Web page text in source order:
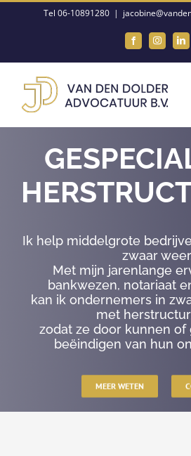
Tel 06-10891280 |
FacebookInstagram
Ik help middelgrote
zwaar
Met mijn jarenlange
bankwezen, notariaat
kan ik ondernemers in
met
zodat ze door kunnen
beëindigen van hun
MEER WETEN